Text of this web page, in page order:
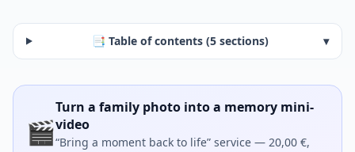
📑 Table of contents (5 sections) ▾
🎬
Turn a family photo into a memory mini-
video
“Bring a moment back to life” service — 20,00 €,